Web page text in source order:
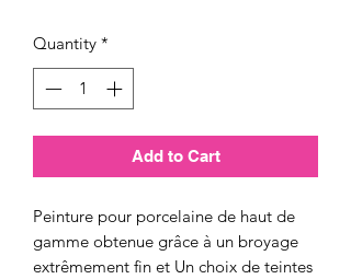
Quantity *
Add to Cart
Peinture pour porcelaine de haut de
gamme obtenue grâce à un broyage
extrêmement fin et Un choix de teintes